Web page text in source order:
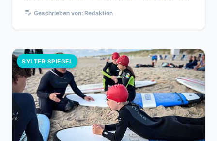
edit_note Geschrieben von: Redaktion
SYLTER SPIEGEL